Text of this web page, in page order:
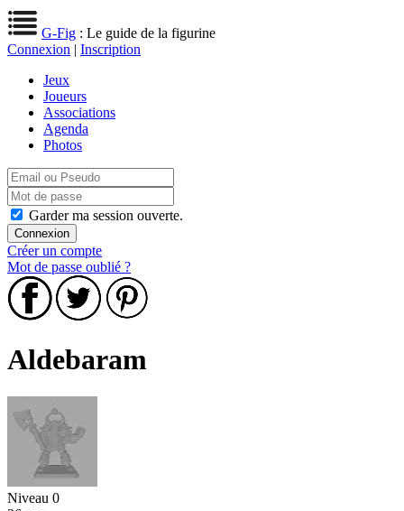
G-Fig : Le guide de la figurine
Connexion | Inscription
Jeux
Joueurs
Associations
Agenda
Photos
Garder ma session ouverte.
Créer un compte
Mot de passe oublié ?
Aldebaram
Niveau 0